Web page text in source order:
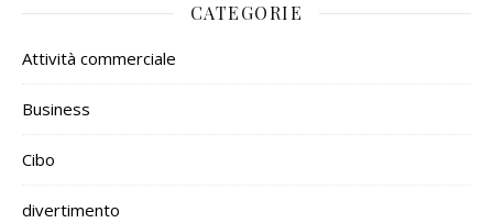
CATEGORIE
Attività commerciale
Business
Cibo
divertimento